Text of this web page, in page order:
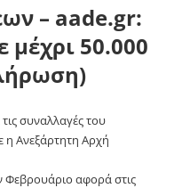
– aade.gr:
μέχρι 50.000
συναλλαγές του
η Ανεξάρτητη Αρχή
Φεβρουάριο αφορά στις